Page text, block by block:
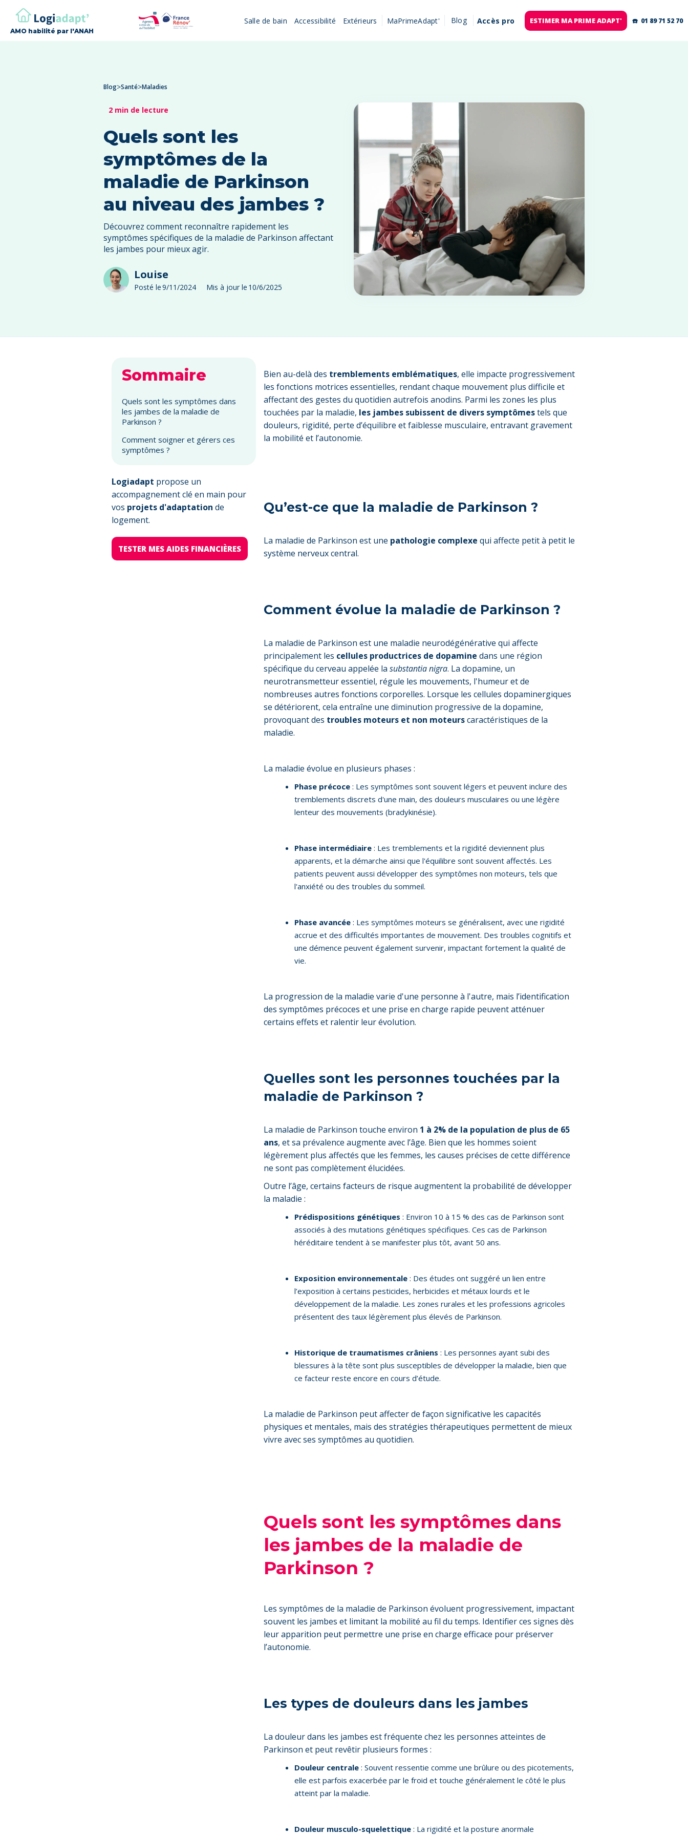
AMO habilité par l'ANAH
Salle de bain Accessibilité Extérieurs MaPrimeAdapt' Blog Accès pro ESTIMER MA PRIME ADAPT' ☎️ 01 89 71 52 70
Blog>Santé>Maladies
2 min de lecture
Quels sont les
symptômes de la
maladie de Parkinson
au niveau des jambes ?
Découvrez comment reconnaître rapidement les
symptômes spécifiques de la maladie de Parkinson affectant
les jambes pour mieux agir.
Louise
Posté le9/11/2024 Mis à jour le 10/6/2025
Sommaire
Quels sont les symptômes dans
les jambes de la maladie de
Parkinson ?
Comment soigner et gérers ces
symptômes ?
Logiadapt propose un
accompagnement clé en main pour
vos projets d'adaptation de
logement.
TESTER MES AIDES FINANCIÈRES
Bien au-delà des tremblements emblématiques, elle impacte progressivement
les fonctions motrices essentielles, rendant chaque mouvement plus difficile et
affectant des gestes du quotidien autrefois anodins. Parmi les zones les plus
touchées par la maladie, les jambes subissent de divers symptômestels que
douleurs, rigidité, perte d’équilibre et faiblesse musculaire, entravant gravement
la mobilité et l’autonomie.
Qu’est-ce que la maladie de Parkinson ?
La maladie de Parkinson est une pathologie complexe qui affecte petit à petit le
système nerveux central.
Comment évolue la maladie de Parkinson ?
La maladie de Parkinson est une maladie neurodégénérative qui affecte
principalement les cellules productrices de dopamine dans une région
spécifique du cerveau appelée lasubstantia nigra. La dopamine, un
neurotransmetteur essentiel, régule les mouvements, l'humeur et de
nombreuses autres fonctions corporelles. Lorsque les cellules dopaminergiques
se détériorent, cela entraîne une diminution progressive de la dopamine,
provoquant des troubles moteurs et non moteurscaractéristiques de la
maladie.
La maladie évolue en plusieurs phases :
Phase précoce : Les symptômes sont souvent légers et peuvent inclure des
tremblements discrets d'une main, des douleurs musculaires ou une légère
lenteur des mouvements (bradykinésie).
Phase intermédiaire : Les tremblements et la rigidité deviennent plus
apparents, et la démarche ainsi que l'équilibre sont souvent affectés. Les
patients peuvent aussi développer des symptômes non moteurs, tels que
l'anxiété ou des troubles du sommeil.
Phase avancée : Les symptômes moteurs se généralisent, avec une rigidité
accrue et des difficultés importantes de mouvement. Des troubles cognitifs et
une démence peuvent également survenir, impactant fortement la qualité de
vie.
La progression de la maladie varie d'une personne à l'autre, mais l’identification
des symptômes précoces et une prise en charge rapide peuvent atténuer
certains effets et ralentir leur évolution.
Quelles sont les personnes touchées par la
maladie de Parkinson ?
La maladie de Parkinson touche environ 1 à 2% de la population de plus de 65
ans, et sa prévalence augmente avec l’âge. Bien que les hommes soient
légèrement plus affectés que les femmes, les causes précises de cette différence
ne sont pas complètement élucidées.
Outre l’âge, certains facteurs de risque augmentent la probabilité de développer
la maladie :
Prédispositions génétiques : Environ 10 à 15 % des cas de Parkinson sont
associés à des mutations génétiques spécifiques. Ces cas de Parkinson
héréditaire tendent à se manifester plus tôt, avant 50 ans.
Exposition environnementale : Des études ont suggéré un lien entre
l’exposition à certains pesticides, herbicides et métaux lourds et le
développement de la maladie. Les zones rurales et les professions agricoles
présentent des taux légèrement plus élevés de Parkinson.
Historique de traumatismes crâniens : Les personnes ayant subi des
blessures à la tête sont plus susceptibles de développer la maladie, bien que
ce facteur reste encore en cours d’étude.
La maladie de Parkinson peut affecter de façon significative les capacités
physiques et mentales, mais des stratégies thérapeutiques permettent de mieux
vivre avec ses symptômes au quotidien.
Quels sont les symptômes dans
les jambes de la maladie de
Parkinson ?
Les symptômes de la maladie de Parkinson évoluent progressivement, impactant
souvent les jambes et limitant la mobilité au fil du temps. Identifier ces signes dès
leur apparition peut permettre une prise en charge efficace pour préserver
l’autonomie.
Les types de douleurs dans les jambes
La douleur dans les jambes est fréquente chez les personnes atteintes de
Parkinson et peut revêtir plusieurs formes :
Douleur centrale : Souvent ressentie comme une brûlure ou des picotements,
elle est parfois exacerbée par le froid et touche généralement le côté le plus
atteint par la maladie.
Douleur musculo-squelettique : La rigidité et la posture anormale